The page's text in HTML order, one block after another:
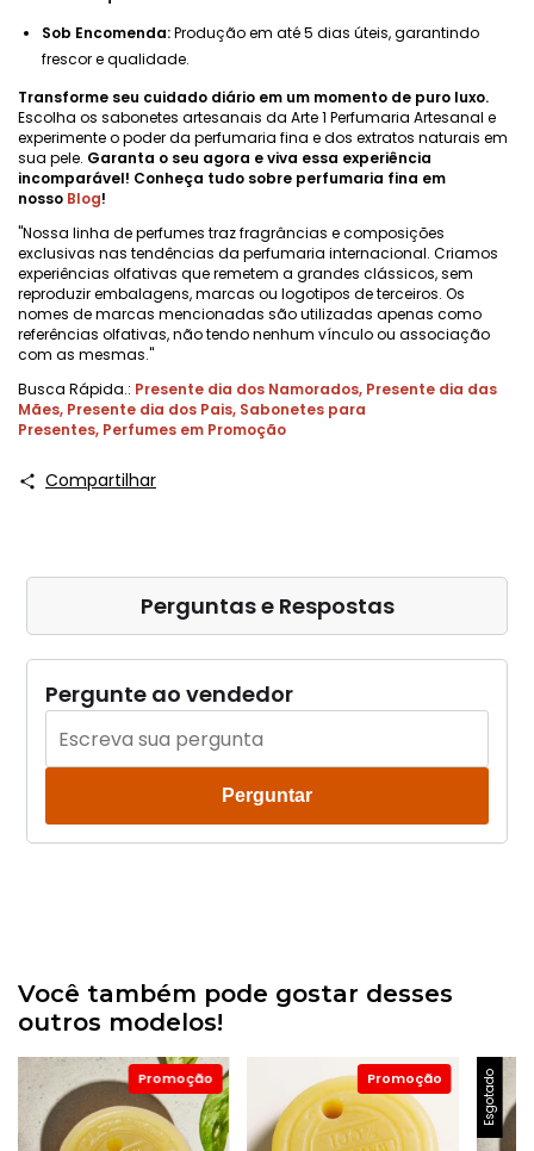
Sob Encomenda:Produção em até 5 dias úteis, garantindo
frescor e qualidade.
Transforme seu cuidado diário em um momento de puro luxo.
Escolha os sabonetes artesanais da Arte 1 Perfumaria Artesanal e
experimente o poder da perfumaria fina e dos extratos naturais em
sua pele. Garanta o seu agora e viva essa experiência
incomparável! Conheça tudo sobre perfumaria fina em
nosso Blog!
"Nossa linha de perfumes traz fragrâncias e composições
exclusivas nas tendências da perfumaria internacional. Criamos
experiências olfativas que remetem a grandes clássicos, sem
reproduzir embalagens, marcas ou logotipos de terceiros. Os
nomes de marcas mencionadas são utilizadas apenas como
referências olfativas, não tendo nenhum vínculo ou associação
com as mesmas."
Busca Rápida.: Presente dia dos Namorados, Presente dia das
Mães, Presente dia dos Pais, Sabonetes para
Presentes, Perfumes em Promoção
Compartilhar
Perguntas e Respostas
Pergunte ao vendedor
Perguntar
Você também pode gostar desses
outros modelos!
Esgotado